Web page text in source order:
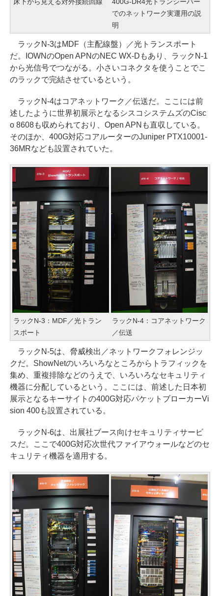
でのネットワーク実運用の説
明
ラックN-3はMDF（主配線盤）／光トランスポート
だ。IOWNのOpen APNのNEC WX-Dもあり、ラックN-1
から光信号でつながる。小さいコネクタを使うことでこ
のラックで完結させているという。
ラックN-4はコアネットワーク／伝送だ。ここには前
述したように世界初展示となるシスコシステムズのCisc
o 8608も収められており、Open APNも直収している。
そのほか、400G対応コアルーターのJuniper PTX10001-
36MRなども設置されていた。
ラックN-3：MDF／光トラン
スポート
ラックN-4：コアネットワーク
／伝送
ラックN-5は、脅威検出／ネットワークフォレンジッ
クだ。ShowNetのいろいろなところからトラフィックを
集め、重複排除などのうえで、いろいろなセキュリティ
機器に分配しているという。ここには、前述した日本初
展示となるキーサイトの400G対応パケットブローカーVi
sion 400も設置されている。
ラックN-6は、出展社ブース向けセキュリティサービ
スだ。ここで400G対応次世代ファイアウォールなどのセ
キュリティ機器を適用する。